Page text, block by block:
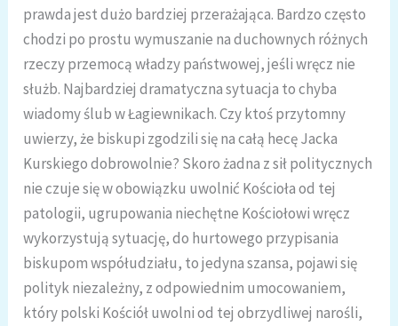
prawda jest dużo bardziej przerażająca. Bardzo często
chodzi po prostu wymuszanie na duchownych różnych
rzeczy przemocą władzy państwowej, jeśli wręcz nie
służb. Najbardziej dramatyczna sytuacja to chyba
wiadomy ślub w Łagiewnikach. Czy ktoś przytomny
uwierzy, że biskupi zgodzili się na całą hecę Jacka
Kurskiego dobrowolnie? Skoro żadna z sił politycznych
nie czuje się w obowiązku uwolnić Kościoła od tej
patologii, ugrupowania niechętne Kościołowi wręcz
wykorzystują sytuację, do hurtowego przypisania
biskupom współudziału, to jedyna szansa, pojawi się
polityk niezależny, z odpowiednim umocowaniem,
który polski Kościół uwolni od tej obrzydliwej narośli,